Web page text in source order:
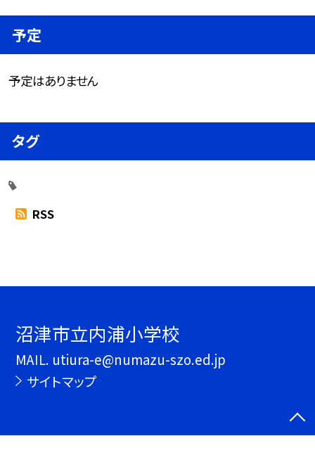
予定
予定はありません
タグ
RSS
沼津市立内浦小学校
MAIL. utiura-e@numazu-szo.ed.jp
サイトマップ